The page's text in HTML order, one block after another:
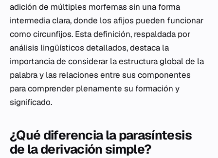
adición de múltiples morfemas sin una forma
intermedia clara, donde los afijos pueden funcionar
como circunfijos. Esta definición, respaldada por
análisis lingüísticos detallados, destaca la
importancia de considerar la estructura global de la
palabra y las relaciones entre sus componentes
para comprender plenamente su formación y
significado.
¿Qué diferencia la parasíntesis
de la derivación simple?